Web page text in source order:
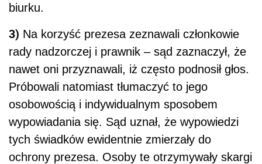
biurku.
3) Na korzyść prezesa zeznawali członkowie
rady nadzorczej i prawnik – sąd zaznaczył, że
nawet oni przyznawali, iż często podnosił głos.
Próbowali natomiast tłumaczyć to jego
osobowością i indywidualnym sposobem
wypowiadania się. Sąd uznał, że wypowiedzi
tych świadków ewidentnie zmierzały do
ochrony prezesa. Osoby te otrzymywały skargi